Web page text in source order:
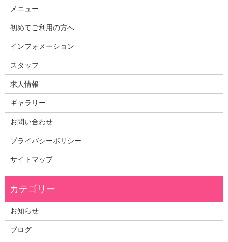
メニュー
初めてご利用の方へ
インフォメーション
スタッフ
求人情報
ギャラリー
お問い合わせ
プライバシーポリシー
サイトマップ
お知らせ
ブログ